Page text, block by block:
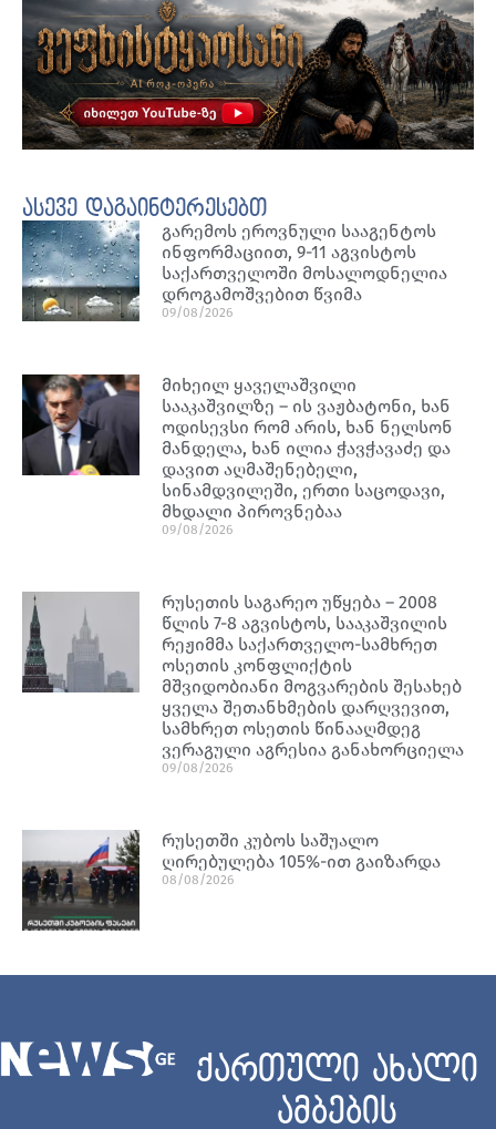
ასევე დაგაინტერესებთ
გარემოს ეროვნული სააგენტოს
ინფორმაციით, 9-11 აგვისტოს
საქართველოში მოსალოდნელია
დროგამოშვებით წვიმა
09/08/2026
მიხეილ ყაველაშვილი
სააკაშვილზე – ის ვაჟბატონი, ხან
ოდისევსი რომ არის, ხან ნელსონ
მანდელა, ხან ილია ჭავჭავაძე და
დავით აღმაშენებელი,
სინამდვილეში, ერთი საცოდავი,
მხდალი პიროვნებაა
09/08/2026
რუსეთის საგარეო უწყება – 2008
წლის 7-8 აგვისტოს, სააკაშვილის
რეჟიმმა საქართველო-სამხრეთ
ოსეთის კონფლიქტის
მშვიდობიანი მოგვარების შესახებ
ყველა შეთანხმების დარღვევით,
სამხრეთ ოსეთის წინააღმდეგ
ვერაგული აგრესია განახორციელა
09/08/2026
რუსეთში კუბოს საშუალო
ღირებულება 105%-ით გაიზარდა
08/08/2026
ქართული ახალი
ამბების